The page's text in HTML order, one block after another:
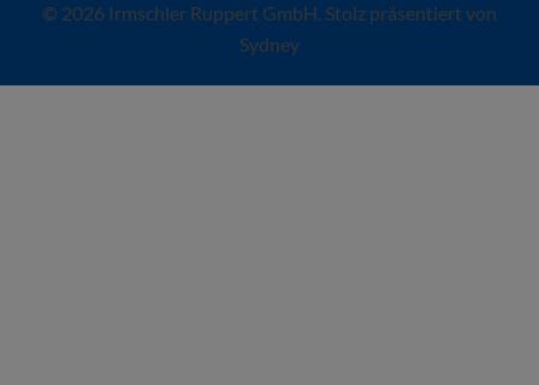
© 2026 Irmschler Ruppert GmbH. Stolz präsentiert von
Sydney